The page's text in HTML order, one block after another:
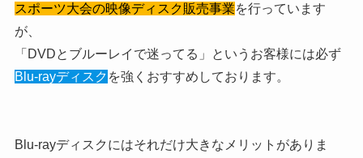
スポーツ大会の映像ディスク販売事業を行っています
が、
「DVDとブルーレイで迷ってる」というお客様には必ず
Blu-rayディスク を強くおすすめしております。
Blu-rayディスクにはそれだけ大きなメリットがありま